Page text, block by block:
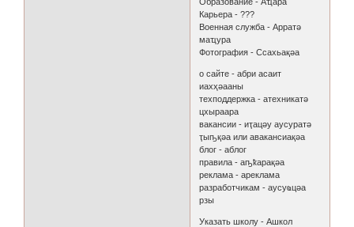
Карьера - ???
Военная служба - Арратә
маҵура
Фотография - Ссахьақәа
о сайте - абри асаит
иахҳәааны
техподдержка - атехникатә
цхыраара
вакансии - иҭацәу аусуратә
ҭыҧқәа или авакансиақәа
блог - аблог
правила - аҧҟарақәа
реклама - ареклама
разработчикам - аусуҩцәа
рзы
Указать школу - Ашкол